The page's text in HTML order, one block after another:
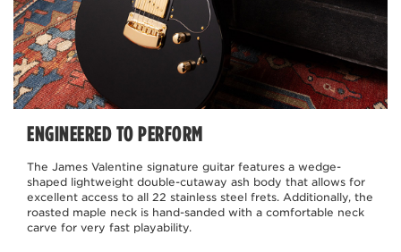
ENGINEERED TO PERFORM
The James Valentine signature guitar features a wedge-
shaped lightweight double-cutaway ash body that allows for
excellent access to all 22 stainless steel frets. Additionally, the
roasted maple neck is hand-sanded with a comfortable neck
carve for very fast playability.